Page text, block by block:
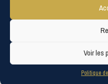
Voir les
Politique
volée :